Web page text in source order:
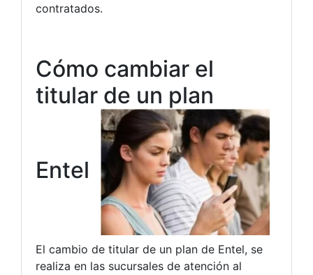
contratados.
Cómo cambiar el
titular de un plan
Entel
El cambio de titular de un plan de Entel, se
realiza en las sucursales de atención al